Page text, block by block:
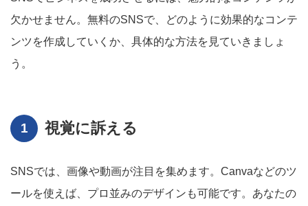
欠かせません。無料のSNSで、どのように効果的なコンテ
ンツを作成していくか、具体的な方法を見ていきましょ
う。
視覚に訴える
SNSでは、画像や動画が注目を集めます。Canvaなどのツ
ールを使えば、プロ並みのデザインも可能です。あなたの